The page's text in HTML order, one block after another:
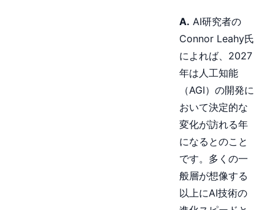
A. AI研究者の
Connor Leahy氏
によれば、2027
年は人工知能
（AGI）の開発に
おいて決定的な
変化が訪れる年
になるとのこと
です。多くの一
般層が想像する
以上にAI技術の